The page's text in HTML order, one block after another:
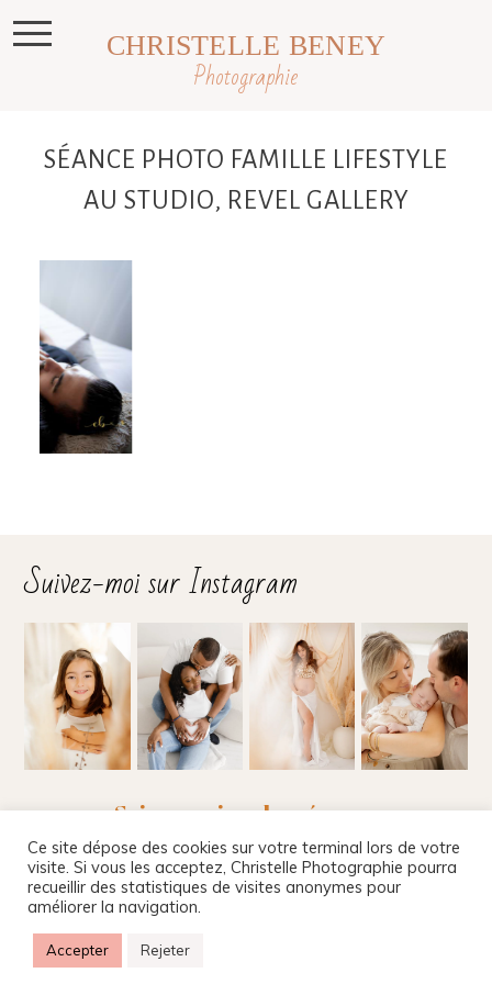
Photographie
CHRISTELLE BENEY
SÉANCE PHOTO FAMILLE LIFESTYLE
AU STUDIO, REVEL GALLERY
Suivez-moi sur Instagram
Suivez-moi sur les réseaux
Christelle Beney Photographie
Agnes Colombo & Romain Kersulec
légales
Ce site dépose des cookies sur votre terminal lors de votre
visite. Si vous les acceptez, Christelle Photographie pourra
recueillir des statistiques de visites anonymes pour
améliorer la navigation.
Accepter Rejeter